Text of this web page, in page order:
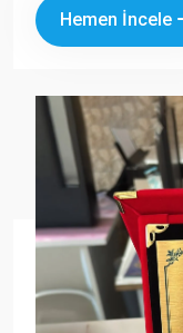
kimlik çalışmaları,
aynı kalite ve
Hemen İncele